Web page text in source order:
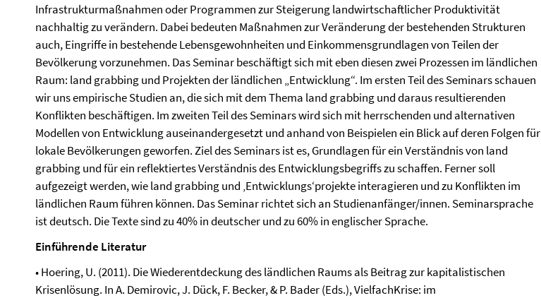
Infrastrukturmaßnahmen oder Programmen zur Steigerung landwirtschaftlicher Produktivität
nachhaltig zu verändern. Dabei bedeuten Maßnahmen zur Veränderung der bestehenden Strukturen
auch, Eingriffe in bestehende Lebensgewohnheiten und Einkommensgrundlagen von Teilen der
Bevölkerung vorzunehmen. Das Seminar beschäftigt sich mit eben diesen zwei Prozessen im ländlichen
Raum: land grabbing und Projekten der ländlichen „Entwicklung“. Im ersten Teil des Seminars schauen
wir uns empirische Studien an, die sich mit dem Thema land grabbing und daraus resultierenden
Konflikten beschäftigen. Im zweiten Teil des Seminars wird sich mit herrschenden und alternativen
Modellen von Entwicklung auseinandergesetzt und anhand von Beispielen ein Blick auf deren Folgen für
lokale Bevölkerungen geworfen. Ziel des Seminars ist es, Grundlagen für ein Verständnis von land
grabbing und für ein reflektiertes Verständnis des Entwicklungsbegriffs zu schaffen. Ferner soll
aufgezeigt werden, wie land grabbing und ‚Entwicklungs‘projekte interagieren und zu Konflikten im
ländlichen Raum führen können. Das Seminar richtet sich an Studienanfänger/innen. Seminarsprache
ist deutsch. Die Texte sind zu 40% in deutscher und zu 60% in englischer Sprache.
Einführende Literatur
• Hoering, U. (2011). Die Wiederentdeckung des ländlichen Raums als Beitrag zur kapitalistischen
Krisenlösung. In A. Demirovic, J. Dück, F. Becker, & P. Bader (Eds.), VielfachKrise: im